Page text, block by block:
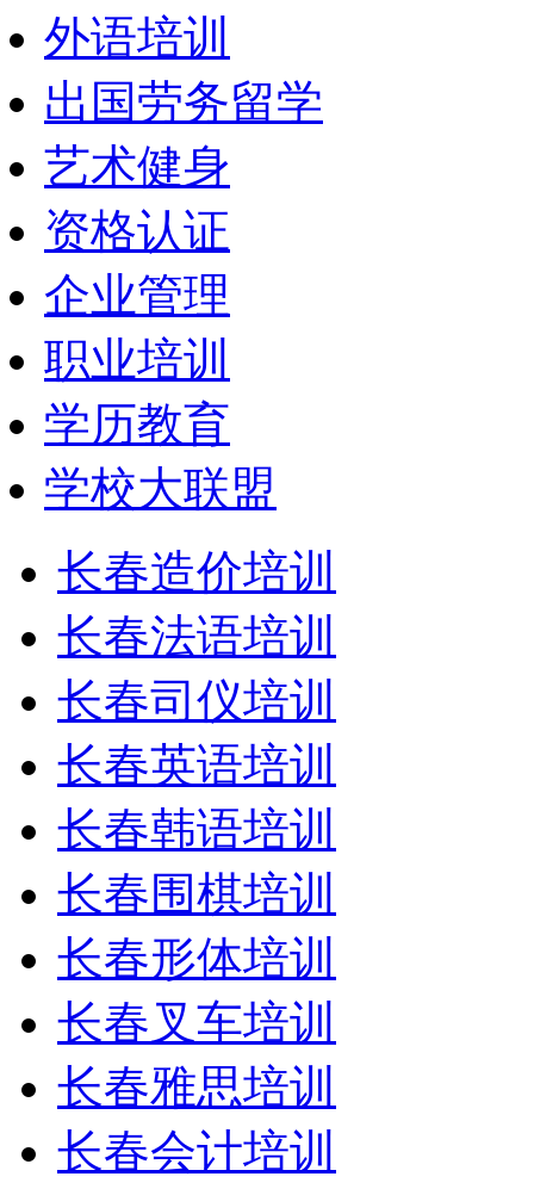
外语培训
出国劳务留学
艺术健身
资格认证
企业管理
职业培训
学历教育
学校大联盟
长春造价培训
长春法语培训
长春司仪培训
长春英语培训
长春韩语培训
长春围棋培训
长春形体培训
长春叉车培训
长春雅思培训
长春会计培训